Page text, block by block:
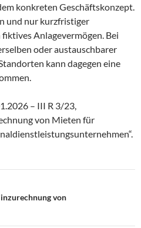
konkreten Geschäftskonzept.
und nur kurzfristiger
Anlagevermögen. Bei
oder austauschbarer
kann dagegen eine
– III R 3/23,
von Mieten für
von